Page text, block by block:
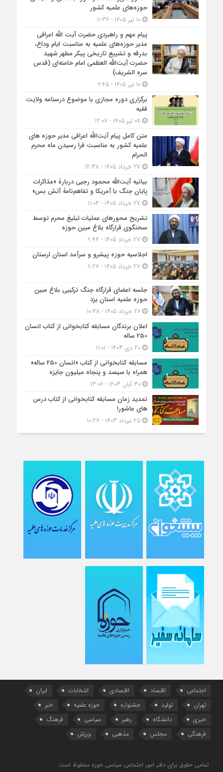
حوزه‌های علمیه کشور
10 تیر 1405 - 11:36
پیام مهم و راهبردی حضرت آیت الله اعرافی
مدیر حوزه‌های علمیه به مناسبت ایام وداع،
بدرقه و تشییع تاریخی پیکر مطهر شهید
حضرت آیت‌الله العظمی امام خامنه‌ای (قدس
سره الشریف)
10 تیر 1405 - 9:45
برگزاری دوره مجازی با موضوع درسنامه ولایت
فقیه
متن کامل پیام آیت‌الله اعرافی مدیر حوزه های
علمیه کشور به مناسبت فرا رسیدن ماه محرم
الحرام
بیانیه آیت‌الله محمود رجبی دربارۀ «مذاکرات
پایان جنگ با آمریکا و تفاهم‌نامۀ آتش بس»
تشریح محورهای عملیات تبلیغ محرم توسط
سخنگوی قرارگاه بلاغ مبین حوزه
اجلاسیه حوزه پیشرو و سرآمد استان لرستان
جلسه اعضای قرارگاه جنگ ترکیبی بلاغ مبین
حوزه علمیه استان یزد
26 خرداد 1405 - 10:48
اعلان برندگان مسابقه کتابخوانی از کتاب انسان
250 ساله
20 دی 1403 - 11:01
مسابقه کتاب‎خوانی از کتاب «انسان 250 ساله»
همراه با سیصد و پنجاه میلیون جایزه
30 آبان 1403 - 13:06
تمدید زمان مسابقه کتابخوانی از کتاب درس
های عاشورا
25 مرداد 1403 - 10:27
اجتماعی اقتصاد اقتصادی انتخابات
ایران
تهران
تولید جشنواره حوزه علمیه
خبر
خبری
دانشگاه رهبر سیاسی
فرهنگ
فرهنگی
مجلس مذهبی ورزش
تمامی حقوق برای دفتر امور اجتماعی سیاسی حوزه محفوظ است